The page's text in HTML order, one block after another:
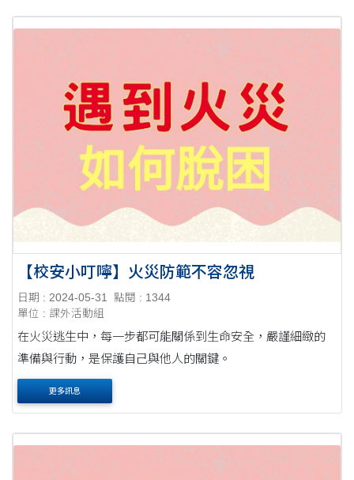
【校安小叮嚀】火災防範不容忽視
日期 : 2024-05-31
點閱 : 1344
單位 : 課外活動組
在火災逃生中，每一步都可能關係到生命安全，嚴謹細緻的
準備與行動，是保護自己與他人的關鍵。
更多訊息